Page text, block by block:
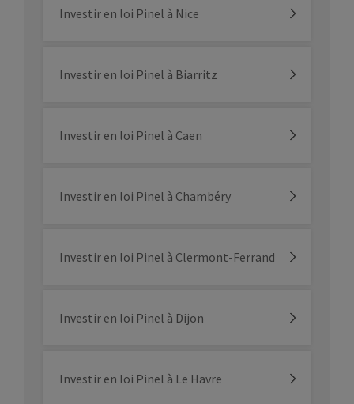
Investir en loi Pinel à Nice
Investir en loi Pinel à Biarritz
Investir en loi Pinel à Caen
Investir en loi Pinel à Chambéry
Investir en loi Pinel à Clermont-Ferrand
Investir en loi Pinel à Dijon
Investir en loi Pinel à Le Havre